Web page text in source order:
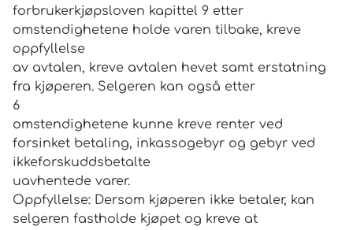
forbrukerkjøpsloven kapittel 9 etter
omstendighetene holde varen tilbake, kreve
oppfyllelse
av avtalen, kreve avtalen hevet samt erstatning
fra kjøperen. Selgeren kan også etter
6
omstendighetene kunne kreve renter ved
forsinket betaling, inkassogebyr og gebyr ved
ikkeforskuddsbetalte
uavhentede varer.
Oppfyllelse: Dersom kjøperen ikke betaler, kan
selgeren fastholde kjøpet og kreve at